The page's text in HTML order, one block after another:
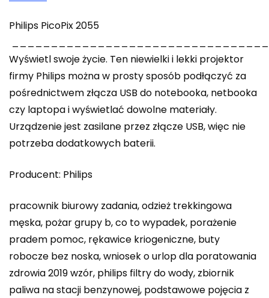
Philips PicoPix 2055
Wyświetl swoje życie. Ten niewielki i lekki projektor
firmy Philips można w prosty sposób podłączyć za
pośrednictwem złącza USB do notebooka, netbooka
czy laptopa i wyświetlać dowolne materiały.
Urządzenie jest zasilane przez złącze USB, więc nie
potrzeba dodatkowych baterii.
Producent: Philips
pracownik biurowy zadania, odzież trekkingowa
męska, pożar grupy b, co to wypadek, porażenie
pradem pomoc, rękawice kriogeniczne, buty
robocze bez noska, wniosek o urlop dla poratowania
zdrowia 2019 wzór, philips filtry do wody, zbiornik
paliwa na stacji benzynowej, podstawowe pojęcia z